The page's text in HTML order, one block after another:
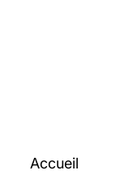
Accueil